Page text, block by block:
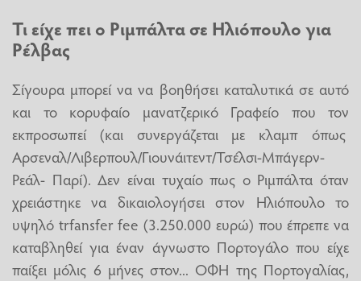
Τι είχε πει ο Ριμπάλτα σε Ηλιόπουλο για
Ρέλβας
Σίγουρα μπορεί να να βοηθήσει καταλυτικά σε αυτό
και το κορυφαίο μανατζερικό Γραφείο που τον
εκπροσωπεί (και συνεργάζεται με κλαμπ όπως
Αρσεναλ/Λιβερπουλ/Γιουνάιτεντ/Τσέλσι-Μπάγερν-
Ρεάλ- Παρί). Δεν είναι τυχαίο πως ο Ριμπάλτα όταν
χρειάστηκε να δικαιολογήσει στον Ηλιόπουλο το
υψηλό trfansfer fee (3.250.000 ευρώ) που έπρεπε να
καταβληθεί για έναν άγνωστο Πορτογάλο που είχε
παίξει μόλις 6 μήνες στον... ΟΦΗ της Πορτογαλίας,